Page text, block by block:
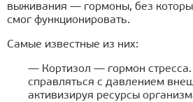
выживания — гормоны, без
смог функционировать.
Самые известные из них:
— Кортизол — гормон стресса.
справляться с давлением
активизируя ресурсы